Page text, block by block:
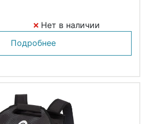
Нет в наличии
Подробнее